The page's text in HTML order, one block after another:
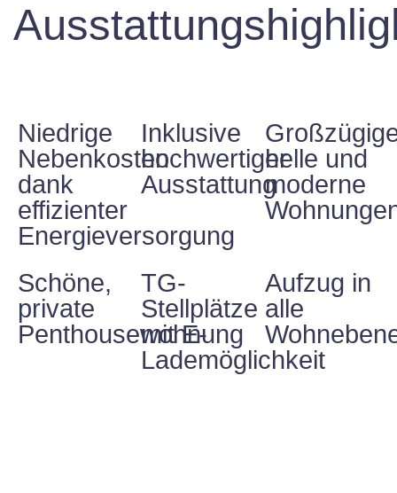
Niedrige
Nebenkosten
dank
effizienter
Energieversorgung
Inklusive
hochwertiger
Ausstattung
helle und
moderne
Schöne,
private
Penthousewohnung
TG-
Stellplätze
mit E-
Lademöglichkeit
Aufzug in
alle